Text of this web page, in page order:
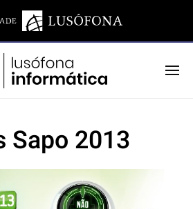
Sapo 2013